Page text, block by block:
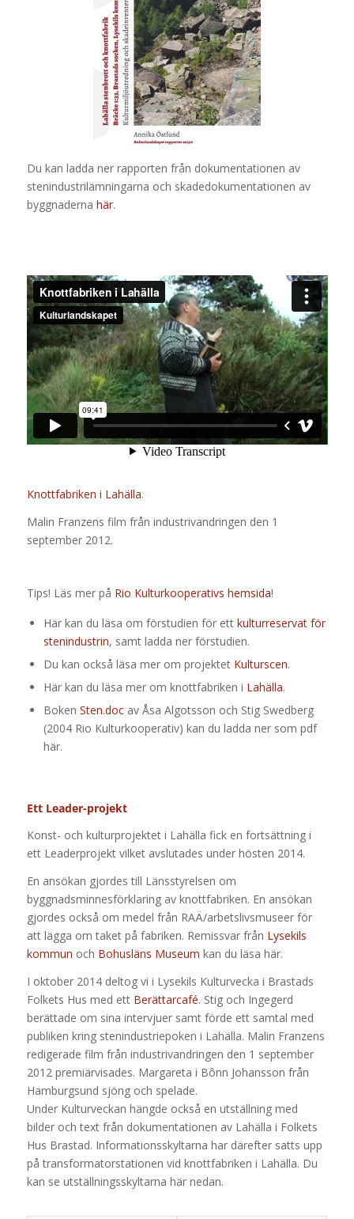
Du kan ladda ner rapporten från dokumentationen av
stenindustrilämningarna och skadedokumentationen av
byggnaderna här.
Knottfabriken i Lahälla.
Malin Franzens film från industrivandringen den 1
september 2012.
Tips! Läs mer på Rio Kulturkooperativs hemsida!
Här kan du läsa om förstudien för ett kulturreservat för
stenindustrin, samt ladda ner förstudien.
Du kan också läsa mer om projektet Kulturscen.
Här kan du läsa mer om knottfabriken i Lahälla.
Boken Sten.docav Åsa Algotsson och Stig Swedberg
(2004 Rio Kulturkooperativ) kan du ladda ner som pdf
här.
Ett Leader-projekt
Konst- och kulturprojektet i Lahälla fick en fortsättning i
ett Leaderprojekt vilket avslutades under hösten 2014.
En ansökan gjordes till Länsstyrelsen om
byggnadsminnesförklaring av knottfabriken. En ansökan
gjordes också om medel från RAÄ/arbetslivsmuseer för
att lägga om taket på fabriken. Remissvar från Lysekils
kommun och Bohusläns Museum kan du läsa här.
I oktober 2014 deltog vi i Lysekils Kulturvecka i Brastads
Folkets Hus med ett Berättarcafé. Stig och Ingegerd
berättade om sina intervjuer samt förde ett samtal med
publiken kring stenindustriepoken i Lahälla. Malin Franzens
redigerade film från industrivandringen den 1 september
2012 premiärvisades. Margareta i Bônn Johansson från
Hamburgsund sjöng och spelade.
Under Kulturveckan hängde också en utställning med
bilder och text från dokumentationen av Lahälla i Folkets
Hus Brastad. Informationsskyltarna har därefter satts upp
på transformatorstationen vid knottfabriken i Lahälla. Du
kan se utställningsskyltarna här nedan.